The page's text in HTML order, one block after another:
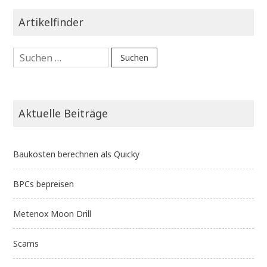
Artikelfinder
Suchen
nach:
Aktuelle Beiträge
Baukosten berechnen als Quicky
BPCs bepreisen
Metenox Moon Drill
Scams